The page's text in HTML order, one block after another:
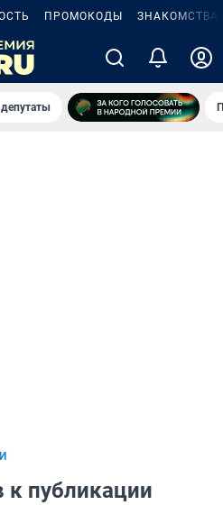
ПРОМОКОДЫ ЗНАКОМСТВА
к публикации